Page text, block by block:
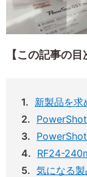
【この記事の目
新製品を求
RF24-
気になる製